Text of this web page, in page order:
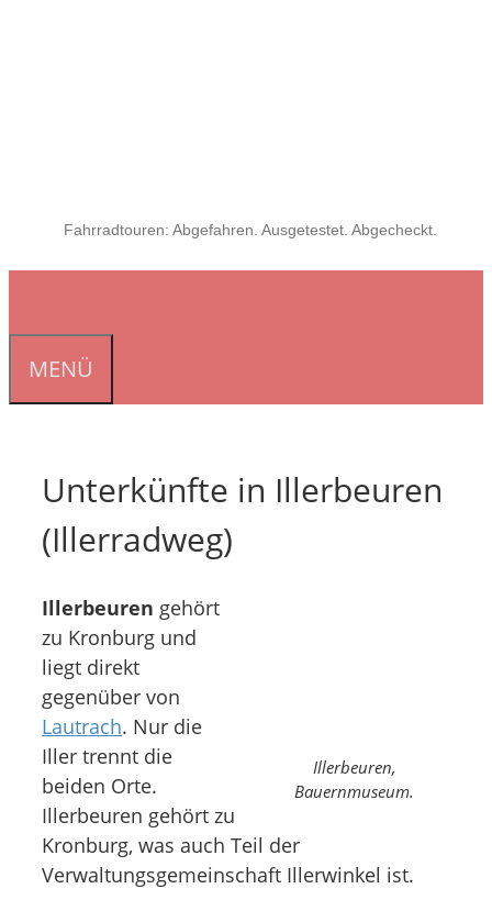
Fahrradtouren: Abgefahren. Ausgetestet. Abgecheckt.
MENÜ
Unterkünfte in Illerbeuren
(Illerradweg)
Illerbeuren,
Bauernmuseum.
Illerbeuren gehört
zu Kronburg und
liegt direkt
gegenüber von
Lautrach. Nur die
Iller trennt die
beiden Orte.
Illerbeuren gehört zu
Kronburg, was auch Teil der
Verwaltungsgemeinschaft Illerwinkel ist.